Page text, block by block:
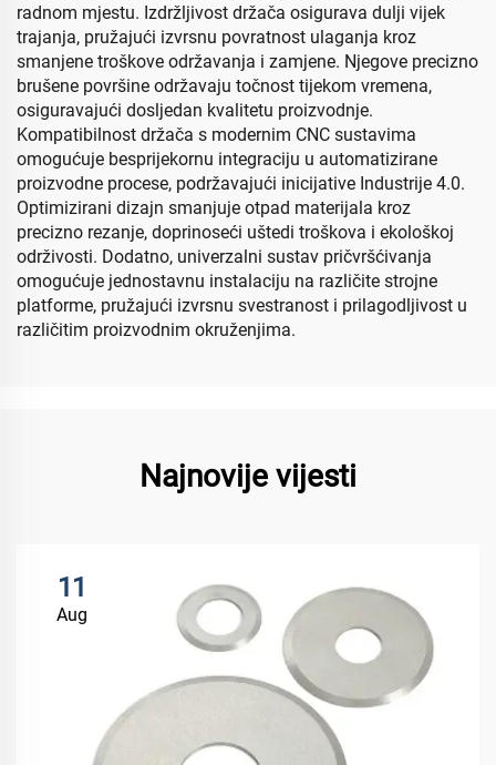
radnom mjestu. Izdržljivost držača osigurava dulji vijek
trajanja, pružajući izvrsnu povratnost ulaganja kroz
smanjene troškove održavanja i zamjene. Njegove precizno
brušene površine održavaju točnost tijekom vremena,
osiguravajući dosljedan kvalitetu proizvodnje.
Kompatibilnost držača s modernim CNC sustavima
omogućuje besprijekornu integraciju u automatizirane
proizvodne procese, podržavajući inicijative Industrije 4.0.
Optimizirani dizajn smanjuje otpad materijala kroz
precizno rezanje, doprinoseći uštedi troškova i ekološkoj
održivosti. Dodatno, univerzalni sustav pričvršćivanja
omogućuje jednostavnu instalaciju na različite strojne
platforme, pružajući izvrsnu svestranost i prilagodljivost u
različitim proizvodnim okruženjima.
Najnovije vijesti
11
Aug